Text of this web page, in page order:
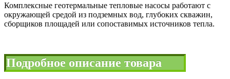
Комплексные геотермальные тепловые насосы работают с
окружающей средой из подземных вод, глубоких скважин,
сборщиков площадей или сопоставимых источников тепла.
Подробное описание товара